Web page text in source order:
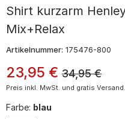
Shirt kurzarm
Mix+Relax
Artikelnummer: 175476-800
23,95 € 34,95 €
Preis inkl. MwSt. und gratis Versand.
Farbe: blau